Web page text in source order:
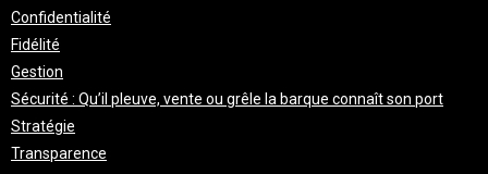
Confidentialité
Fidélité
Gestion
Sécurité : Qu’il pleuve, vente ou grêle la barque connaît son port
Stratégie
Transparence